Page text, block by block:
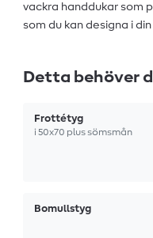
vackra handdukar som
som du kan designa i din
Detta behöver
Frottétyg
i 50x70 plus sömsmån
Bomullstyg